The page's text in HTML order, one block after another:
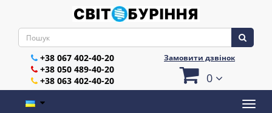
+38 067 402-40-20
+38 050 489-40-20
+38 063 402-40-20
Замовити дзвінок
0